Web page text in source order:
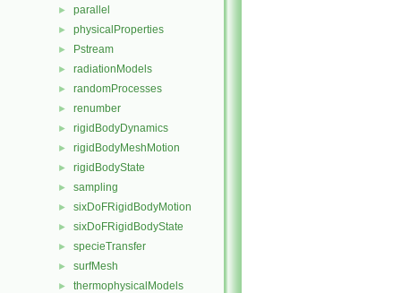
► parallel
► physicalProperties
► Pstream
► radiationModels
► randomProcesses
► renumber
► rigidBodyDynamics
► rigidBodyMeshMotion
► rigidBodyState
► sampling
► sixDoFRigidBodyMotion
► sixDoFRigidBodyState
► specieTransfer
► surfMesh
► thermophysicalModels